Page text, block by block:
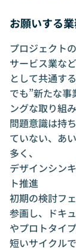
お願いする
プロジェクト
サービス業な
として共通す
でも”新たな
ングな取り組
問題意識は持
ていない、あ
多く、
デザインシン
ト推進
初期の検討フ
参画し、ドキ
やプロトタイ
短いサイクル